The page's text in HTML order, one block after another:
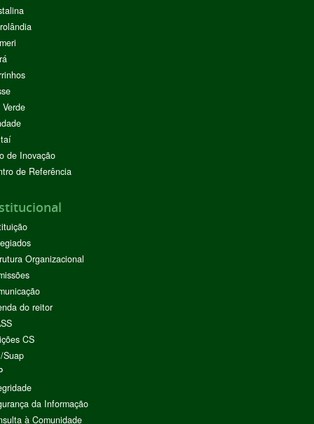
de Inovação
de Referência
Organizacional
do reitor
CS
Suap
da Informação
à Comunidade